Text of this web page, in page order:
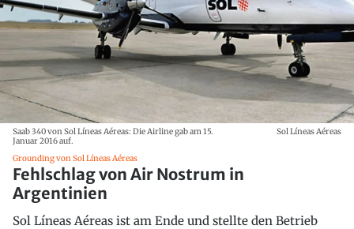
Saab 340 von Sol Líneas Aéreas: Die Airline gab am 15.
Januar 2016 auf.
Sol Líneas Aéreas
Grounding von Sol Líneas Aéreas
Fehlschlag von Air Nostrum in
Argentinien
Sol Líneas Aéreas ist am Ende und stellte den Betrieb